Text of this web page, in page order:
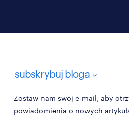
subskrybuj bloga
Zostaw nam swój e-mail, aby
powiadomienia o nowych